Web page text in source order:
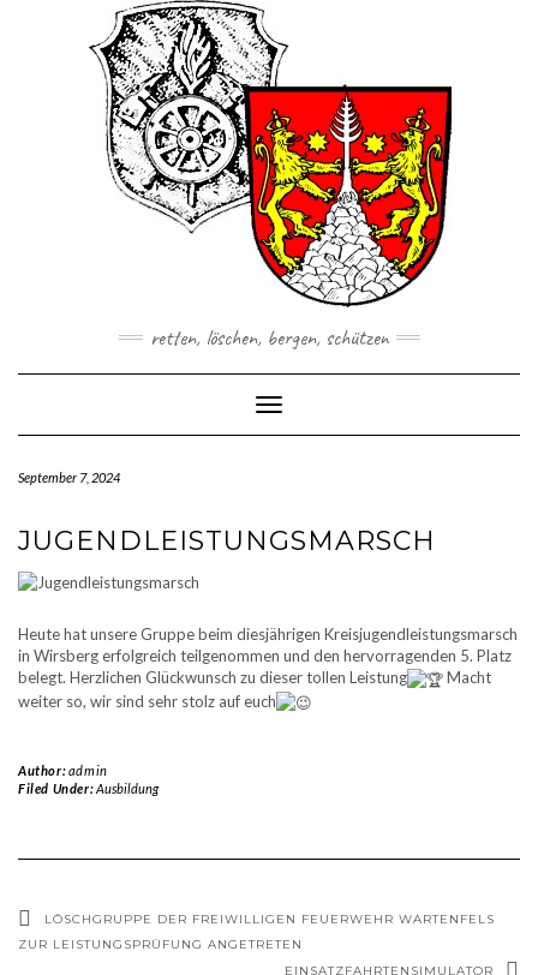
retten, löschen, bergen, schützen
Toggle Navigation
September 7, 2024
JUGENDLEISTUNGSMARSCH
Heute hat unsere Gruppe beim diesjährigen Kreisjugendleistungsmarsch
in Wirsberg erfolgreich teilgenommen und den hervorragenden 5. Platz
belegt. Herzlichen Glückwunsch zu dieser tollen Leistung
Macht
weiter so, wir sind sehr stolz auf euch
Author:admin
Filed Under:Ausbildung
LÖSCHGRUPPE DER FREIWILLIGEN FEUERWEHR WARTENFELS
ZUR LEISTUNGSPRÜFUNG ANGETRETEN
EINSATZFAHRTENSIMULATOR